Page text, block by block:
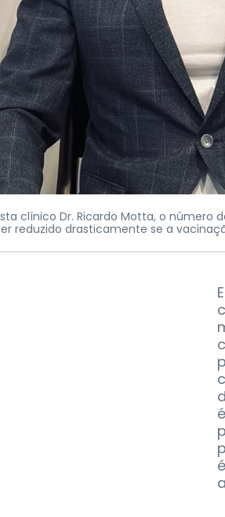
clínico Dr. Ricardo Motta, o número
reduzido drasticamente se a